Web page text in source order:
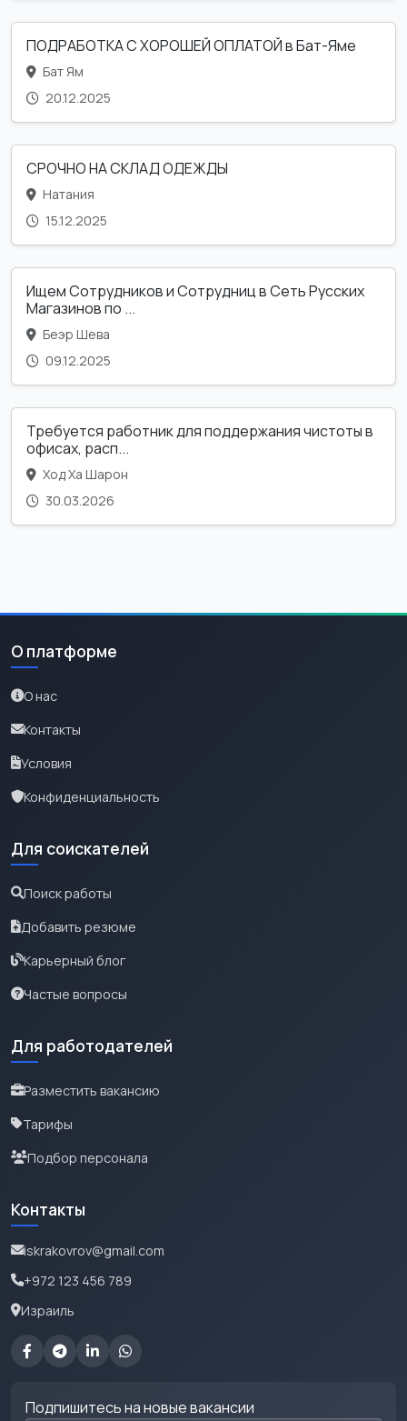
ПОДРАБОТКА С ХОРОШЕЙ ОПЛАТОЙ в Бат-Яме
Бат Ям
20.12.2025
СРОЧНО НА СКЛАД ОДЕЖДЫ
Натания
15.12.2025
Ищем Сотрудников и Сотрудниц в Сеть Русских
Магазинов по ...
Беэр Шева
09.12.2025
Требуется работник для поддержания чистоты в
офисах, расп...
Ход Ха Шарон
30.03.2026
О платформе
О нас
Контакты
Условия
Конфиденциальность
Для соискателей
Поиск работы
Добавить резюме
Карьерный блог
Частые вопросы
Для работодателей
Разместить вакансию
Тарифы
Подбор персонала
Контакты
iskrakovrov@gmail.com
+972 123 456 789
Израиль
Подпишитесь на новые вакансии